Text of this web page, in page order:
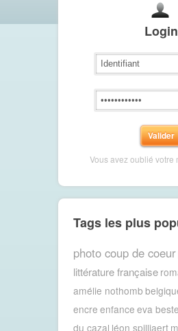
Login
Vous avez oublié votre
Tags les plus
photo coup de coeur
littérature française
amélie nothomb
encre enfance eva
du cazal léon spilliaert